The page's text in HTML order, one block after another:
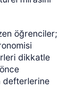
öğrenciler;
dikkatle
defterlerine